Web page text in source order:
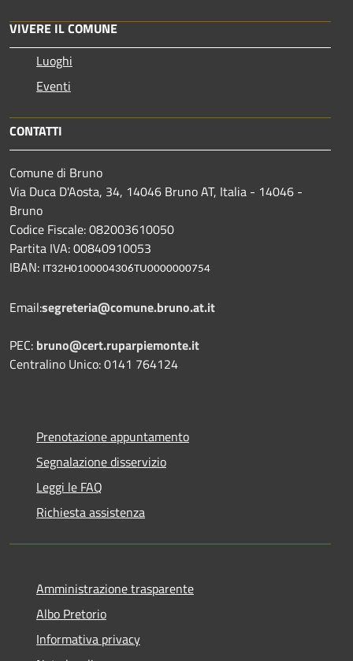
VIVERE IL COMUNE
Luoghi
Eventi
CONTATTI
Comune di Bruno
Via Duca D'Aosta, 34, 14046 Bruno AT, Italia - 14046 -
Bruno
Codice Fiscale: 082003610050
Partita IVA: 00840910053
IBAN: IT32H0100004306TU0000000754
Email:segreteria@comune.bruno.at.it
PEC: bruno@cert.ruparpiemonte.it
Centralino Unico: 0141 764124
Prenotazione appuntamento
Segnalazione disservizio
Leggi le FAQ
Richiesta assistenza
Amministrazione trasparente
Albo Pretorio
Informativa privacy